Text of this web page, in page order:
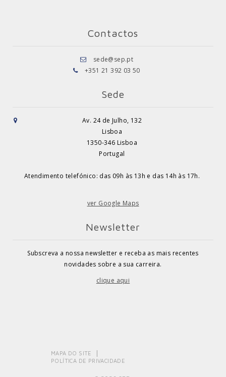
Contactos
sede@sep.pt
+351 21 392 03 50
Sede
Av. 24 de Julho, 132
Lisboa
1350-346 Lisboa
Portugal
Atendimento telefónico: das 09h às 13h e das 14h às 17h.
ver Google Maps
Newsletter
Subscreva a nossa newsletter e receba as mais recentes
novidades sobre a sua carreira.
clique aqui
MAPA DO SITE
POLÍTICA DE PRIVACIDADE